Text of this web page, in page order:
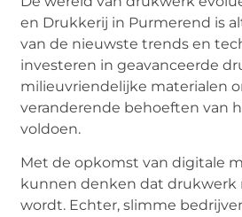
en Drukkerij in Purmerend is
van de nieuwste trends en
investeren in geavanceerde
milieuvriendelijke materialen
veranderende behoeften van
voldoen.
Met de opkomst van digitale
kunnen denken dat drukwerk
wordt. Echter, slimme